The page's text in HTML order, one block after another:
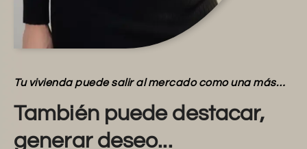
Tu vivienda puede salir al mercado como una más…
También puede destacar,
generar deseo...